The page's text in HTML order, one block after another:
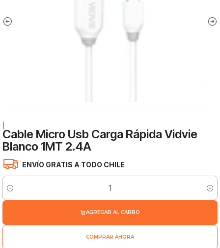
Cable Micro Usb Carga Rápida Vidvie
Blanco 1MT 2.4A
ENVÍO GRATIS A TODO CHILE
Cantidad
AGREGAR AL CARRO
COMPRAR AHORA